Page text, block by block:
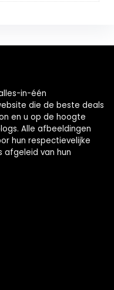
in-één
die de beste deals
en u op de hoogte
Alle afbeeldingen
hun respectievelijke
afgeleid van hun